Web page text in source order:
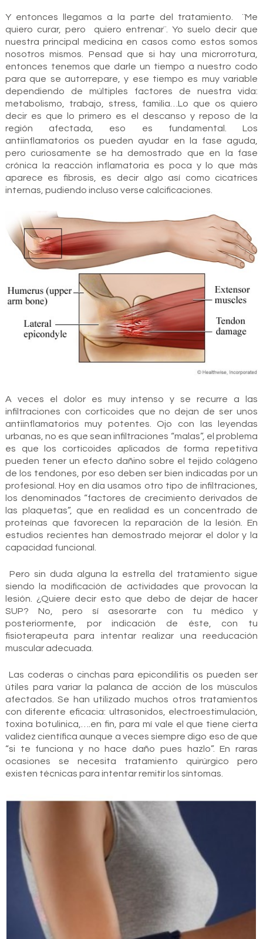
Y entonces llegamos a la parte del tratamiento. ¨Me
quiero curar, pero quiero entrenar¨. Yo suelo decir que
nuestra principal medicina en casos como estos somos
nosotros mismos. Pensad que si hay una microrrotura,
entonces tenemos que darle un tiempo a nuestro codo
para que se autorrepare, y ese tiempo es muy variable
dependiendo de múltiples factores de nuestra vida:
metabolismo, trabajo, stress, familia…Lo que os quiero
decir es que lo primero es el descanso y reposo de la
región afectada, eso es fundamental. Los
antiinflamatorios os pueden ayudar en la fase aguda,
pero curiosamente se ha demostrado que en la fase
crónica la reacción inflamatoria es poca y lo que más
aparece es fibrosis, es decir algo así como cicatrices
internas, pudiendo incluso verse calcificaciones.
A veces el dolor es muy intenso y se recurre a las
infiltraciones con corticoides que no dejan de ser unos
antiinflamatorios muy potentes. Ojo con las leyendas
urbanas, no es que sean infiltraciones “malas”, el problema
es que los corticoides aplicados de forma repetitiva
pueden tener un efecto dañino sobre el tejido colágeno
de los tendones, por eso deben ser bien indicadas por un
profesional. Hoy en día usamos otro tipo de infiltraciones,
los denominados “factores de crecimiento derivados de
las plaquetas”, que en realidad es un concentrado de
proteínas que favorecen la reparación de la lesión. En
estudios recientes han demostrado mejorar el dolor y la
capacidad funcional.
Pero sin duda alguna la estrella del tratamiento sigue
siendo la modificación de actividades que provocan la
lesión. ¿Quiere decir esto que debo de dejar de hacer
SUP? No, pero sí asesorarte con tu médico y
posteriormente, por indicación de éste, con tu
fisioterapeuta para intentar realizar una reeducación
muscular adecuada.
Las coderas o cinchas para epicondilitis os pueden ser
útiles para variar la palanca de acción de los músculos
afectados. Se han utilizado muchos otros tratamientos
con diferente eficacia: ultrasonidos, electroestimulación,
toxina botulinica,….en fin, para mí vale el que tiene cierta
validez científica aunque a veces siempre digo eso de que
“si te funciona y no hace daño pues hazlo”. En raras
ocasiones se necesita tratamiento quirúrgico pero
existen técnicas para intentar remitir los síntomas.